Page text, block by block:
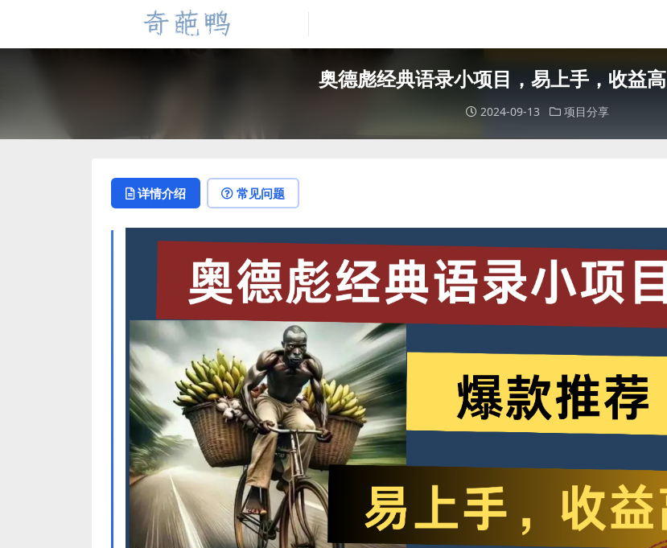
奥德彪经典语录小项目，易上手，收益
2024-09-13 项目分享
详情介绍 常见问题